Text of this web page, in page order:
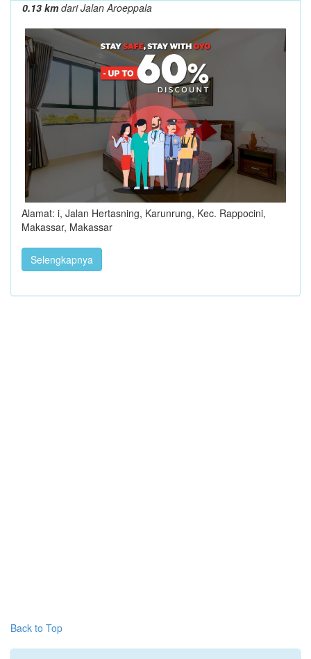
0.13 kmdari Jalan Aroeppala
Alamat: i, Jalan Hertasning, Karunrung, Kec. Rappocini,
Makassar, Makassar
Selengkapnya
Back to Top